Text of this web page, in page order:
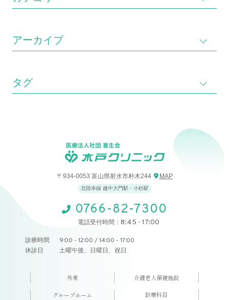
アーカイブ
タグ
〒934-0053 富山県射水市朴木244 MAP
北陸本線 越中大門駅・小杉駅
0766-82-7300
電話受付時間： 8:45 - 17:00
診療時間 9:00 - 12:00 / 14:00 - 17:00
休診日 土曜午後、日曜日、祝日
外来 介護老人保健施設
グループホーム 診療科目